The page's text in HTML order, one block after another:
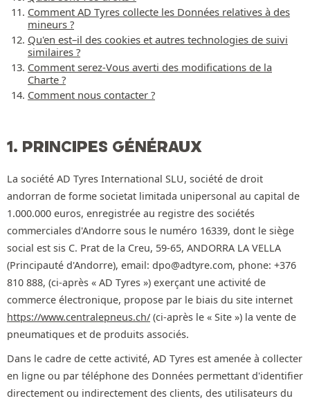
Comment AD Tyres collecte les Données relatives à des
mineurs ?
Qu'en est–il des cookies et autres technologies de suivi
similaires ?
Comment serez-Vous averti des modifications de la
Charte ?
Comment nous contacter ?
1. PRINCIPES GÉNÉRAUX
La société AD Tyres International SLU, société de droit
andorran de forme societat limitada unipersonal au capital de
1.000.000 euros, enregistrée au registre des sociétés
commerciales d'Andorre sous le numéro 16339, dont le siège
social est sis C. Prat de la Creu, 59-65, ANDORRA LA VELLA
(Principauté d'Andorre), email: dpo@adtyre.com, phone: +376
810 888, (ci-après « AD Tyres ») exerçant une activité de
commerce électronique, propose par le biais du site internet
https://www.centralepneus.ch/ (ci-après le « Site ») la vente de
pneumatiques et de produits associés.
Dans le cadre de cette activité, AD Tyres est amenée à collecter
en ligne ou par téléphone des Données permettant d'identifier
directement ou indirectement des clients, des utilisateurs du